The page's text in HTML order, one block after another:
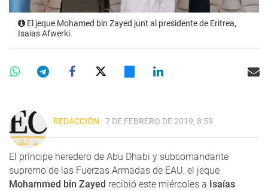
El jeque Mohamed bin Zayed junt al presidente de Eritrea,
Isaias Afwerki.
REDACCIÓN 7 DE FEBRERO DE 2019, 8:59
El príncipe heredero de Abu Dhabi y subcomandante
supremo de las Fuerzas Armadas de EAU, el jeque
Mohammed bin Zayed recibió este miércoles a Isaías